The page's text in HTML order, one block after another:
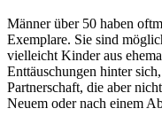
Männer über 50 haben
Exemplare. Sie sind
vielleicht Kinder aus
Enttäuschungen hinter
Partnerschaft, die aber
Neuem oder nach einem